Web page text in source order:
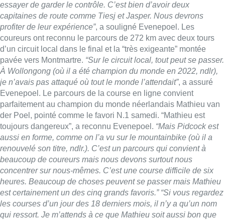
essayer de garder le contrôle. C’est bien d’avoir deux
capitaines de route comme Tiesj et Jasper. Nous devrons
profiter de leur expérience”, a souligné Evenepoel. Les
coureurs ont reconnu le parcours de 272 km avec deux tours
d’un circuit local dans le final et la “très exigeante” montée
pavée vers Montmartre. “Sur le circuit local, tout peut se passer.
À Wollongong (où il a été champion du monde en 2022, ndlr),
je n’avais pas attaqué où tout le monde l’attendait”, a assuré
Evenepoel. Le parcours de la course en ligne convient
parfaitement au champion du monde néerlandais Mathieu van
der Poel, pointé comme le favori N.1 samedi. “Mathieu est
toujours dangereux”, a reconnu Evenepoel. “Mais Pidcock est
aussi en forme, comme on l’a vu sur le mountainbike (où il a
renouvelé son titre, ndlr.). C’est un parcours qui convient à
beaucoup de coureurs mais nous devons surtout nous
concentrer sur nous-mêmes. C’est une course difficile de six
heures. Beaucoup de choses peuvent se passer mais Mathieu
est certainement un des cinq grands favoris.” “Si vous regardez
les courses d’un jour des 18 derniers mois, il n’y a qu’un nom
qui ressort. Je m’attends à ce que Mathieu soit aussi bon que